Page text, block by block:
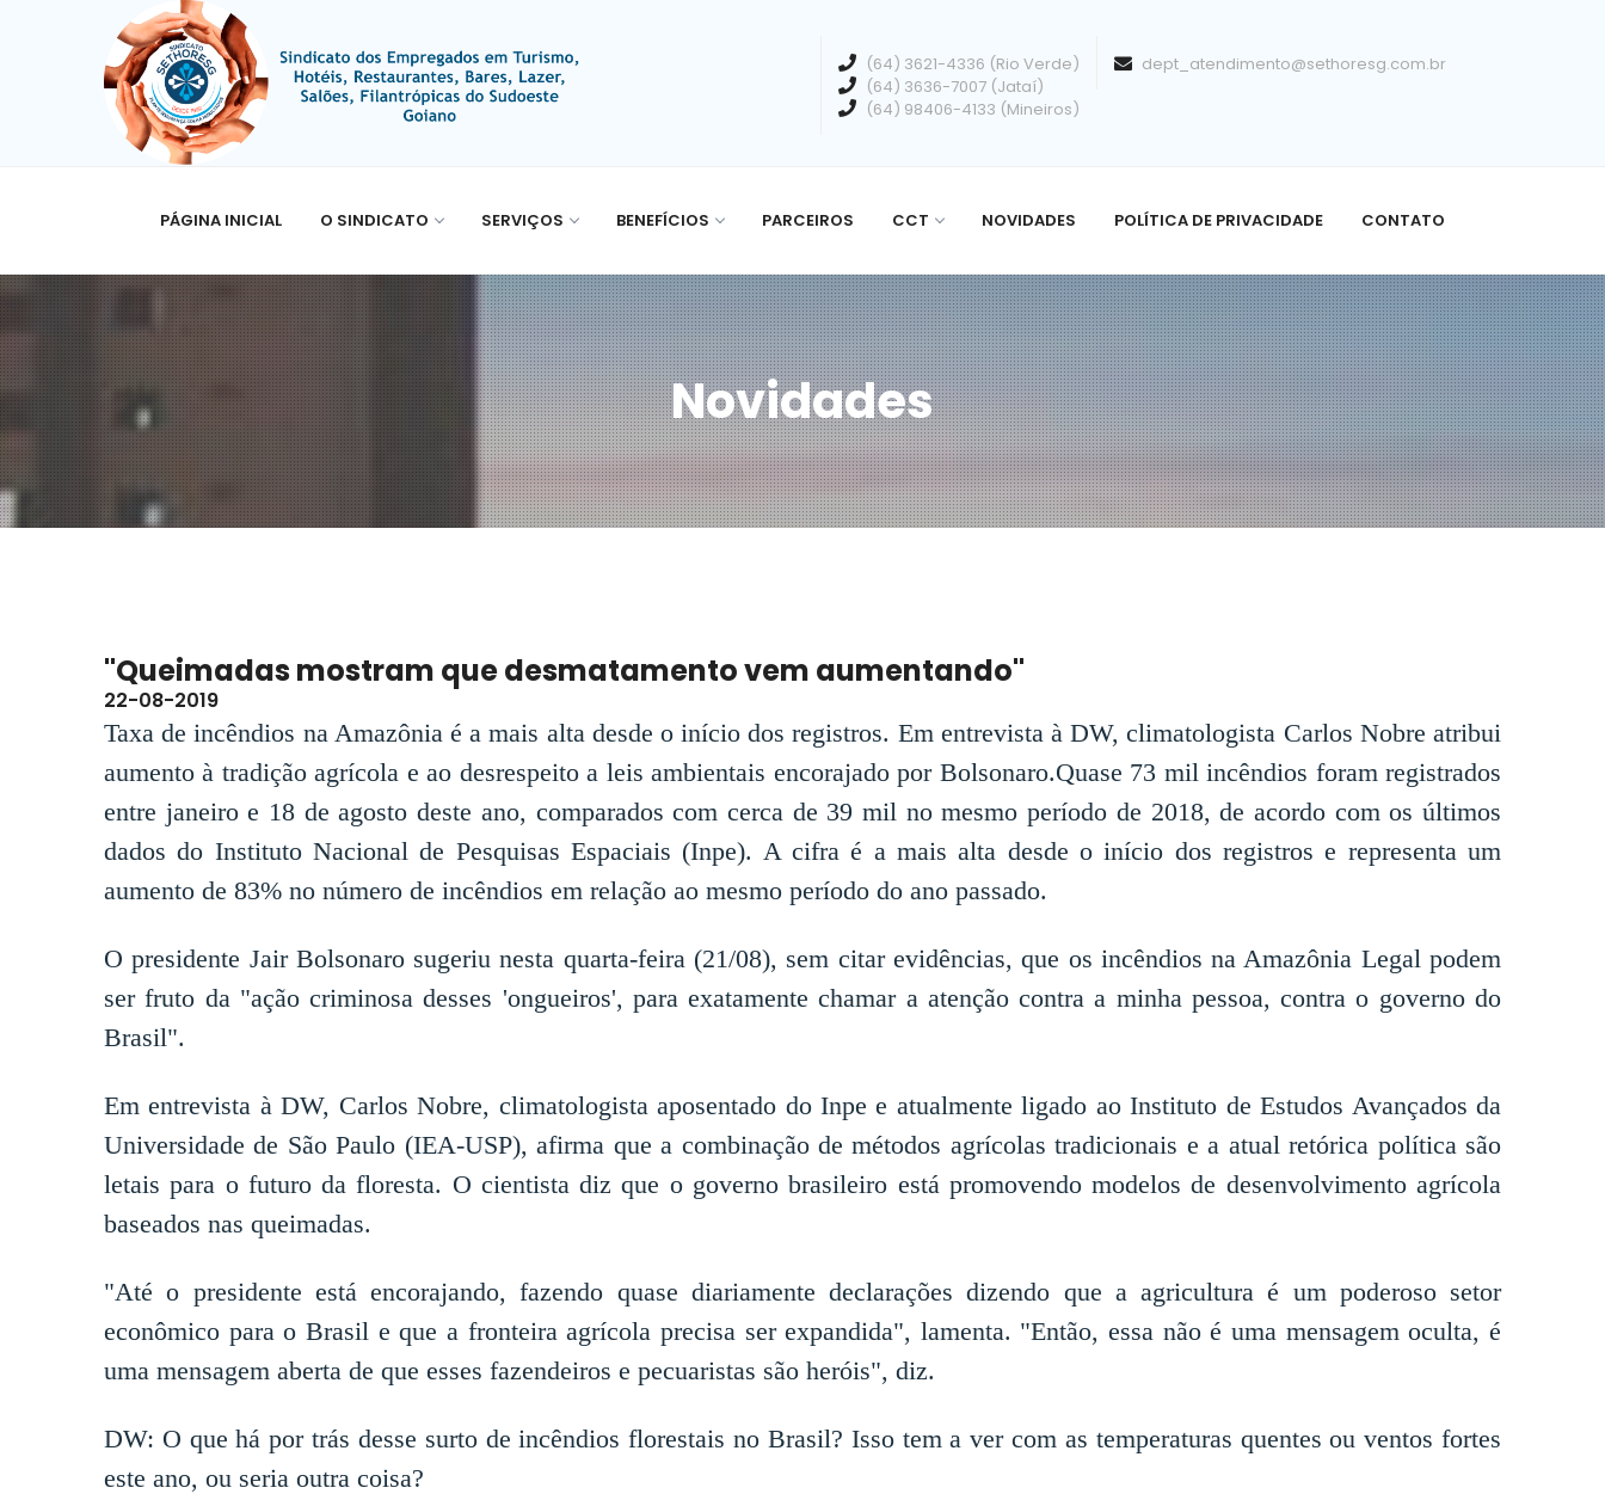
(64) 3621-4336 (Rio Verde)
(64) 3636-7007 (Jataí)
(64) 98406-4133 (Mineiros)
dept_atendimento@sethoresg.com.br
PÁGINA INICIAL O SINDICATO SERVIÇOS BENEFÍCIOS PARCEIROS CCT NOVIDADES POLÍTICA DE PRIVACIDADE CONTATO
Novidades
"Queimadas mostram que desmatamento vem aumentando"
22-08-2019
Taxa de incêndios na Amazônia é a mais alta desde o início dos registros. Em entrevista à DW, climatologista Carlos Nobre atribui
aumento à tradição agrícola e ao desrespeito a leis ambientais encorajado por Bolsonaro.Quase 73 mil incêndios foram registrados
entre janeiro e 18 de agosto deste ano, comparados com cerca de 39 mil no mesmo período de 2018, de acordo com os últimos
dados do Instituto Nacional de Pesquisas Espaciais (Inpe). A cifra é a mais alta desde o início dos registros e representa um
aumento de 83% no número de incêndios em relação ao mesmo período do ano passado.
O presidente Jair Bolsonaro sugeriu nesta quarta-feira (21/08), sem citar evidências, que os incêndios na Amazônia Legal podem
ser fruto da "ação criminosa desses 'ongueiros', para exatamente chamar a atenção contra a minha pessoa, contra o governo do
Brasil".
Em entrevista à DW, Carlos Nobre, climatologista aposentado do Inpe e atualmente ligado ao Instituto de Estudos Avançados da
Universidade de São Paulo (IEA-USP), afirma que a combinação de métodos agrícolas tradicionais e a atual retórica política são
letais para o futuro da floresta. O cientista diz que o governo brasileiro está promovendo modelos de desenvolvimento agrícola
baseados nas queimadas.
"Até o presidente está encorajando, fazendo quase diariamente declarações dizendo que a agricultura é um poderoso setor
econômico para o Brasil e que a fronteira agrícola precisa ser expandida", lamenta. "Então, essa não é uma mensagem oculta, é
uma mensagem aberta de que esses fazendeiros e pecuaristas são heróis", diz.
DW: O que há por trás desse surto de incêndios florestais no Brasil? Isso tem a ver com as temperaturas quentes ou ventos fortes
este ano, ou seria outra coisa?